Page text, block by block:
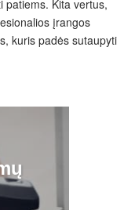
patiems. Kita vertus,
įrangos
kuris padės sutaupyti